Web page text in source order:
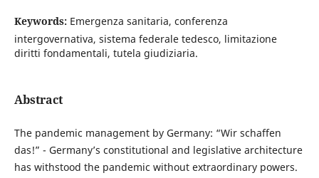
Keywords: Emergenza sanitaria, conferenza
intergovernativa, sistema federale tedesco, limitazione
diritti fondamentali, tutela giudiziaria.
Abstract
The pandemic management by Germany: “Wir schaffen
das!” - Germany’s constitutional and legislative architecture
has withstood the pandemic without extraordinary powers.